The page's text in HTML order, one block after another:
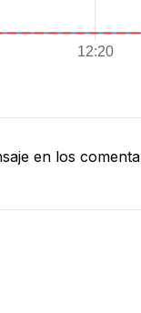
en los